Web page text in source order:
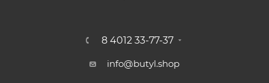
8 4012 33-77-37
info@butyl.shop